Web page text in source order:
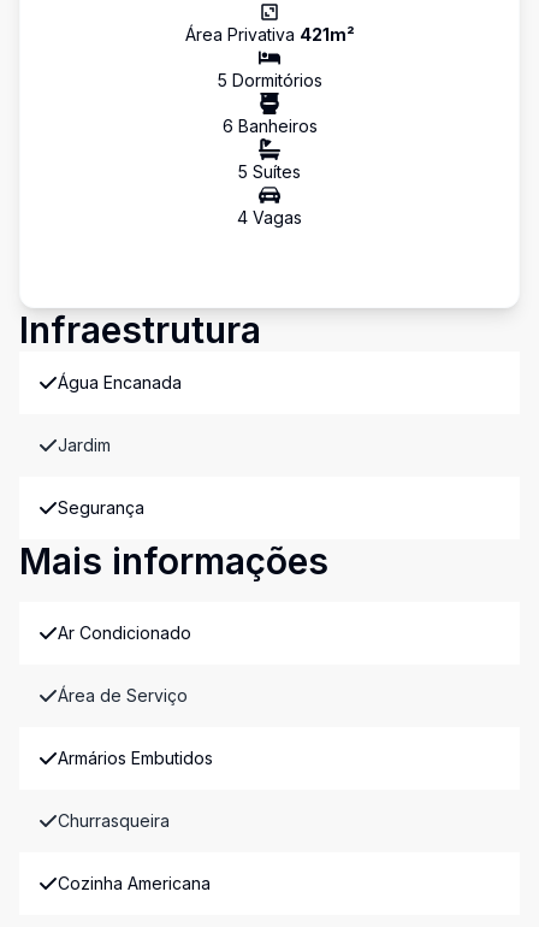
Área Privativa 421m²
5 Dormitórios
6 Banheiros
5 Suítes
4 Vagas
Infraestrutura
Água Encanada
Jardim
Segurança
Mais informações
Ar Condicionado
Área de Serviço
Armários Embutidos
Churrasqueira
Cozinha Americana